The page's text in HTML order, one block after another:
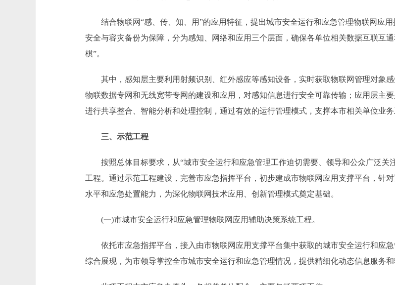
结合物联网“感、传、知、用”的应用特征，提出城市安全运行和应急管理物联网应用
安全与容灾备份为保障，分为感知、网络和应用三个层面，确保各单位相关数据互联互
棋”。
其中，感知层主要利用射频识别、红外感应等感知设备，实时获取物联网管理对象
物联数据专网和无线宽带专网的建设和应用，对感知信息进行安全可靠传输；应用层主
进行共享整合、智能分析和处理控制，通过有效的运行管理模式，支撑本市相关单位业务
三、示范工程
按照总体目标要求，从“城市安全运行和应急管理工作迫切需要、领导和公众广泛关
工程。通过示范工程建设，完善市应急指挥平台，初步建成市物联网应用支撑平台，针
水平和应急处置能力，为深化物联网技术应用、创新管理模式奠定基础。
(一)市城市安全运行和应急管理物联网应用辅助决策系统工程。
依托市应急指挥平台，接入由市物联网应用支撑平台集中获取的城市安全运行和应
综合展现，为市领导掌控全市城市安全运行和应急管理情况，提供精细化动态信息服务和